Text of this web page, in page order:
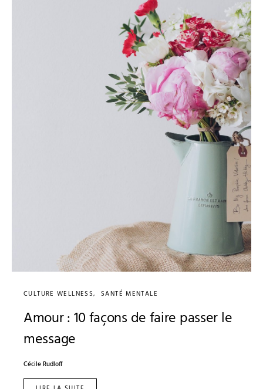
CULTURE WELLNESS SANTÉ MENTALE
Amour : 10 façons de faire passer le
message
Cécile Rudloff